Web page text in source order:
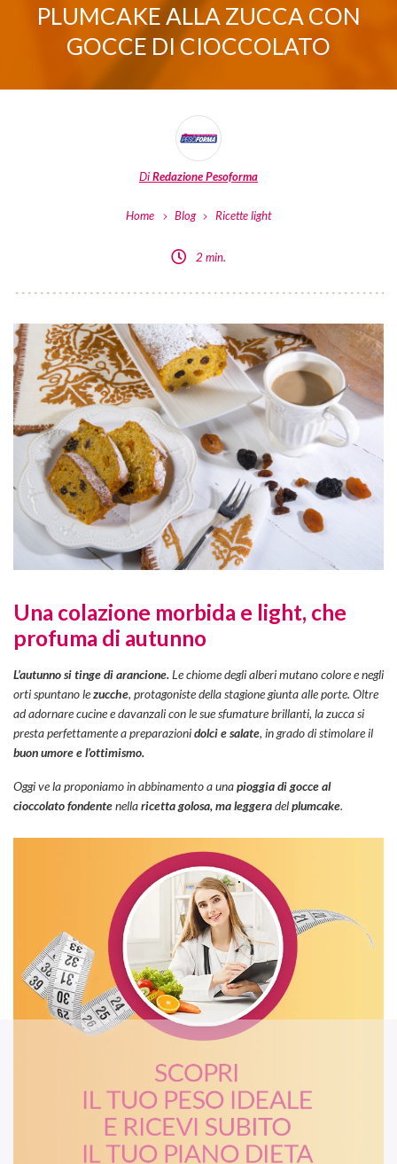
PLUMCAKE ALLA ZUCCA CON
GOCCE DI CIOCCOLATO
DiRedazione Pesoforma
Home Blog Ricette light
2 min.
Una colazione morbida e light, che
profuma di autunno
L’autunno si tinge di arancione.Le chiome degli alberi mutano colore e negli
orti spuntano lezucche, protagoniste della stagione giunta alle porte. Oltre
ad adornare cucine e davanzali con le sue sfumature brillanti, la zucca si
presta perfettamente a preparazionidolci e salate, in grado di stimolare il
buon umore el’ottimismo.
Oggi ve la proponiamo in abbinamento a unapioggia di gocce al
cioccolato fondentenellaricetta golosa, ma leggeradelplumcake.